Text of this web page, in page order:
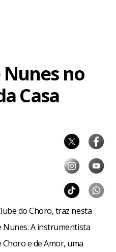
no
Casa
do Choro, traz nesta
Nunes. A instrumentista
e de Amor, uma